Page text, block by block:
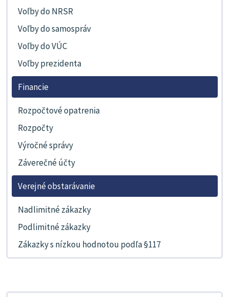
Voľby do NRSR
Voľby do samospráv
Voľby do VÚC
Voľby prezidenta
Financie
Rozpočtové opatrenia
Rozpočty
Výročné správy
Záverečné účty
Verejné obstarávanie
Nadlimitné zákazky
Podlimitné zákazky
Zákazky s nízkou hodnotou podľa §117